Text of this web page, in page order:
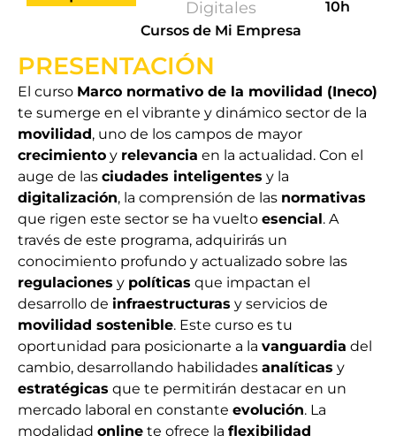
Digitales
Cursos de Mi Empresa
10h
PRESENTACIÓN
El curso Marco normativo de la movilidad (Ineco)
te sumerge en el vibrante y dinámico sector de la
movilidad, uno de los campos de mayor
crecimiento y relevancia en la actualidad. Con el
auge de las ciudades inteligentes y la
digitalización, la comprensión de las normativas
que rigen este sector se ha vuelto esencial. A
través de este programa, adquirirás un
conocimiento profundo y actualizado sobre las
regulaciones y políticas que impactan el
desarrollo de infraestructuras y servicios de
movilidad sostenible. Este curso es tu
oportunidad para posicionarte a la vanguardia del
cambio, desarrollando habilidades analíticas y
estratégicas que te permitirán destacar en un
mercado laboral en constante evolución. La
modalidad online te ofrece la flexibilidad